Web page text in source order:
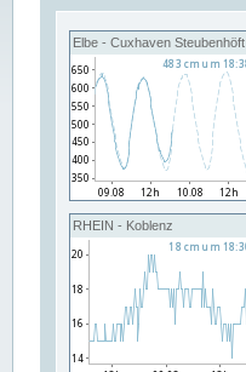
Elbe - Cuxhaven Steubenhöft
RHEIN - Koblenz